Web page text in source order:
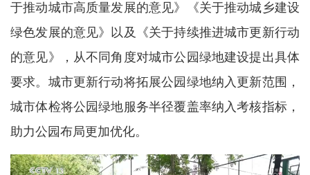
于推动城市高质量发展的意见》《关于推动城乡建设
绿色发展的意见》以及《关于持续推进城市更新行动
的意见》，从不同角度对城市公园绿地建设提出具体
要求。城市更新行动将拓展公园绿地纳入更新范围，
城市体检将公园绿地服务半径覆盖率纳入考核指标，
助力公园布局更加优化。